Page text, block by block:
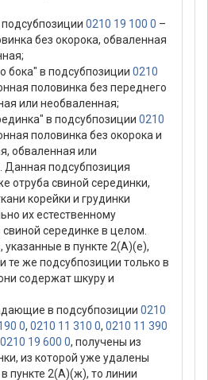
0210 19 100 0 –
без окорока, обваленная
бока" в подсубпозиции 0210
половинка без переднего
или необваленная;
в подсубпозиции 0210
половинка без окорока и
обваленная или
Данная подсубпозиция
отруба свиной серединки,
корейки и грудинки
их естественному
серединке в целом.
указанные в пункте 2(А)(е),
те же подсубпозиции только в
содержат шкуру и
в подсубпозиции 0210
0, 0210 11 310 0, 0210 11 390
0210 19 600 0, получены из
из которой уже удалены
пункте 2(А)(ж), то линии